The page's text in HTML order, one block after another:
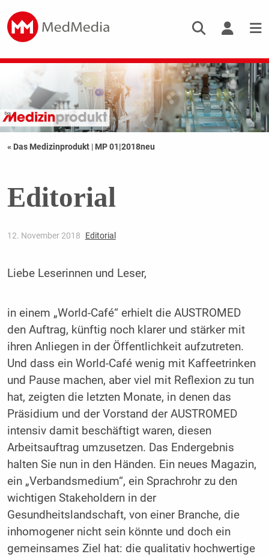
« Das Medizinprodukt | MP 01|2018neu
Editorial
12. November 2018 Editorial
Liebe Leserinnen und Leser,
in einem „World-Café“ erhielt die AUSTROMED
den Auftrag, künftig noch klarer und stärker mit
ihren Anliegen in der Öffentlichkeit aufzutreten.
Und dass ein World-Café wenig mit Kaffeetrinken
und Pause machen, aber viel mit Reflexion zu tun
hat, zeigten die letzten Monate, in denen das
Präsidium und der Vorstand der AUSTROMED
intensiv damit beschäftigt waren, diesen
Arbeitsauftrag umzusetzen. Das Endergebnis
halten Sie nun in den Händen. Ein neues Magazin,
ein „Verbandsmedium“, ein Sprachrohr zu den
wichtigen Stakeholdern in der
Gesundheitslandschaft, von einer Branche, die
inhomogener nicht sein könnte und doch ein
gemeinsames Ziel hat: die qualitativ hochwertige